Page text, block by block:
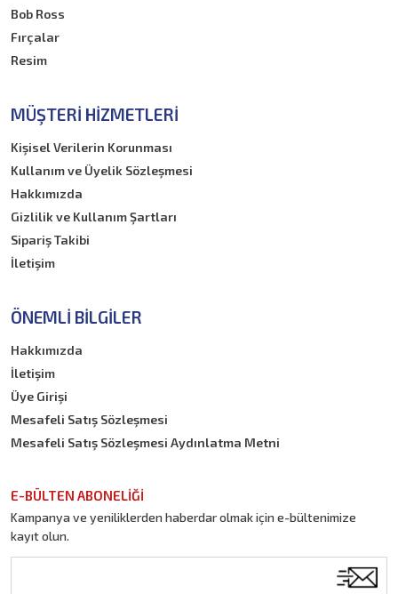
Bob Ross
Fırçalar
Resim
MÜŞTERI HIZMETLERI
Kişisel Verilerin Korunması
Kullanım ve Üyelik Sözleşmesi
Hakkımızda
Gizlilik ve Kullanım Şartları
Sipariş Takibi
İletişim
ÖNEMLI BILGILER
Hakkımızda
İletişim
Üye Girişi
Mesafeli Satış Sözleşmesi
Mesafeli Satış Sözleşmesi Aydınlatma Metni
E-BÜLTEN ABONELİĞİ
Kampanya ve yeniliklerden haberdar olmak için e-bültenimize
kayıt olun.